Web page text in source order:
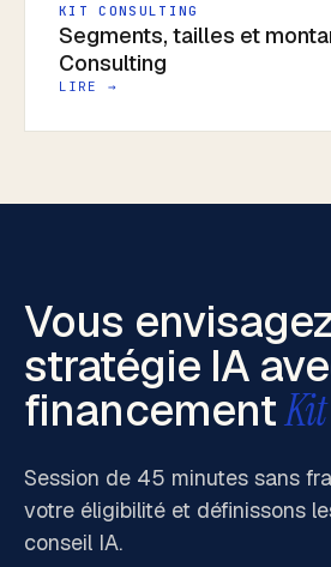
KIT CONSULTING
Segments, tailles et
Consulting
LIRE →
Vous
stratégie IA
financement
Session de 45 minutes sans
votre éligibilité et définissons
conseil IA.